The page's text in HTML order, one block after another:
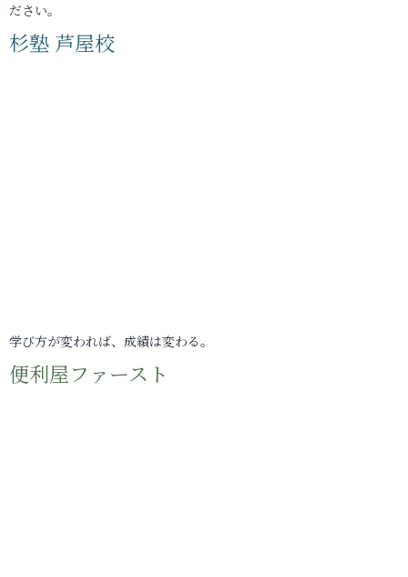
ださい。
杉塾 芦屋校
学び方が変われば、成績は変わる。
便利屋ファースト